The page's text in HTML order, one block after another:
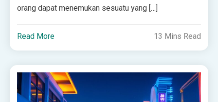
orang dapat menemukan sesuatu yang […]
Read More 13 Mins Read